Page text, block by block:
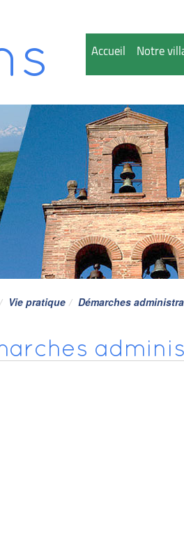
Accueil Notre
Vie pratique Démarches